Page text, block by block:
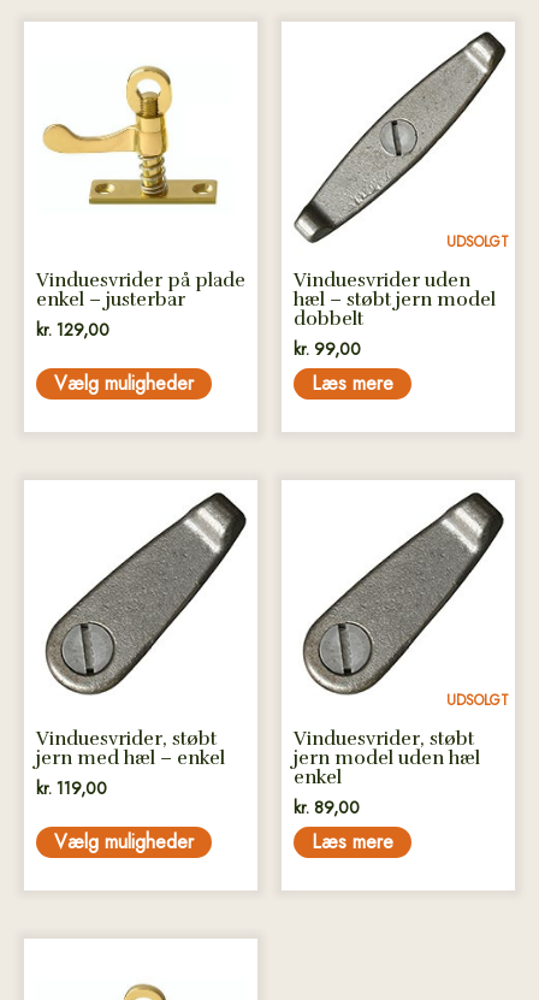
Vinduesvrider på plade
enkel – justerbar
kr. 129,00
Vælg muligheder
flere
varianter.
Mulighederne
varesiden
UDSOLGT
Vinduesvrider uden
hæl – støbt jern model
dobbelt
kr. 99,00
Læs mere
Vinduesvrider, støbt
jern med hæl – enkel
kr. 119,00
Vælg muligheder
varianter.
Mulighederne
kan
vælges
varesiden
UDSOLGT
Vinduesvrider, støbt
jern model uden hæl
enkel
kr. 89,00
Læs mere